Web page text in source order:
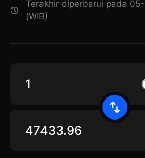
Terakhir diperbarui pada
(WIB)